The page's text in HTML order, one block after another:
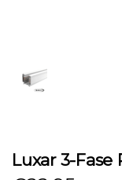
Luxar 3-Fase